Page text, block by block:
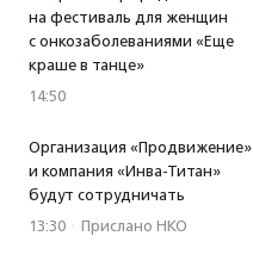
на фестиваль для женщин
с онкозаболеваниями «Еще
краше в танце»
14:50
Организация «Продвижение»
и компания «Инва-Титан»
будут сотрудничать
13:30 · Прислано НКО